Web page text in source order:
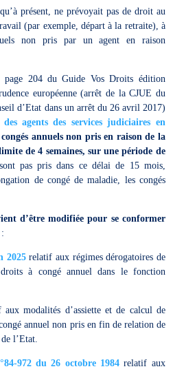
présent, ne prévoyait pas de droit au
(par exemple, départ à la retraite), à
non pris par un agent en raison
page 204 du Guide Vos Droits édition
européenne (arrêt de la CJUE du
d’Etat dans un arrêt du 26 avril 2017)
des agents des services judiciaires en
congés annuels non pris en raison de la
de 4 semaines, sur une période de
pas pris dans ce délai de 15 mois,
de congé de maladie, les congés
d’être modifiée pour se conformer
:
2025relatif aux régimes dérogatoires de
à congé annuel dans le fonction
aux modalités d’assiette et de calcul de
annuel non pris en fin de relation de
l’Etat.
972 du 26 octobre 1984 relatif aux